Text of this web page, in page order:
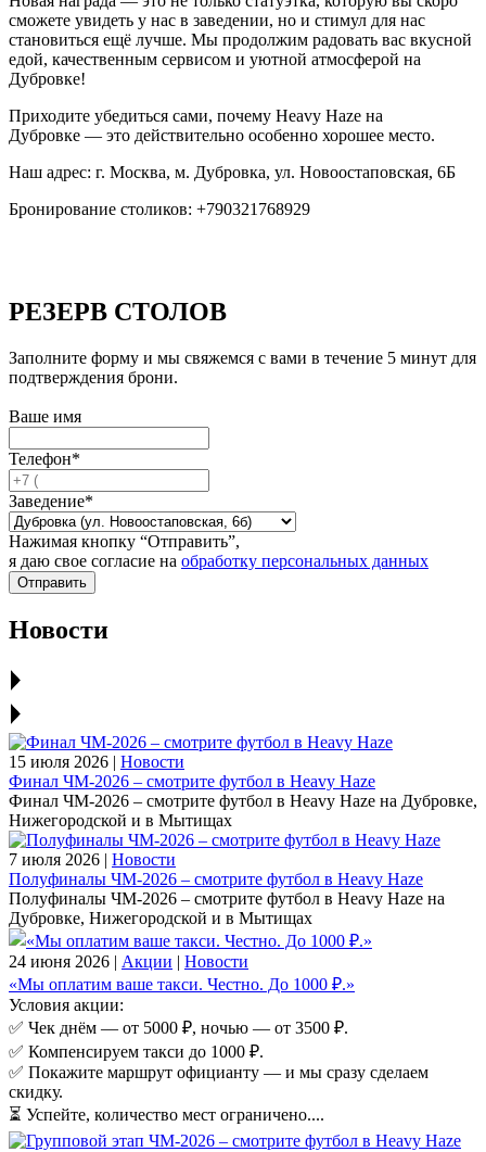
сможете увидеть у нас в заведении, но и стимул для нас
становиться ещё лучше. Мы продолжим радовать вас вкусной
едой, качественным сервисом и уютной атмосферой на
Дубровке!
Приходите убедиться сами, почему Heavy Haze на
Дубровке — это действительно особенно хорошее место.
Наш адрес: г. Москва, м. Дубровка, ул. Новоостаповская, 6Б
Бронирование столиков: +790321768929
РЕЗЕРВ СТОЛОВ
Заполните форму и мы свяжемся с вами в течение 5 минут для
подтверждения брони.
Ваше имя
Телефон*
Заведение*
Нажимая кнопку “Отправить”,
я даю свое согласие на обработку персональных данных
Отправить
Новости
15 июля 2026 | Новости
Финал ЧМ‑2026 – смотрите футбол в Heavy Haze
Финал ЧМ‑2026 – смотрите футбол в Heavy Haze на Дубровке,
Нижегородской и в Мытищах
7 июля 2026 | Новости
Полуфиналы ЧМ‑2026 – смотрите футбол в Heavy Haze
Полуфиналы ЧМ‑2026 – смотрите футбол в Heavy Haze на
Дубровке, Нижегородской и в Мытищах
24 июня 2026 | Акции | Новости
«Мы оплатим ваше такси. Честно. До 1000 ₽.»
Условия акции:
✅ Чек днём — от 5000 ₽, ночью — от 3500 ₽.
✅ Компенсируем такси до 1000 ₽.
✅ Покажите маршрут официанту — и мы сразу сделаем
скидку.
⏳ Успейте, количество мест ограничено....